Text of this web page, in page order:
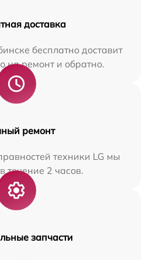
доставка
бесплатно доставит
на ремонт и обратно.
ремонт
техники LG мы
течение 2 часов.
запчасти